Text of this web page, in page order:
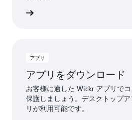
アプリ
アプリをダウンロード
お客様に適した Wickr アプリで
保護しましょう。デスクトップ
リが利用可能です。